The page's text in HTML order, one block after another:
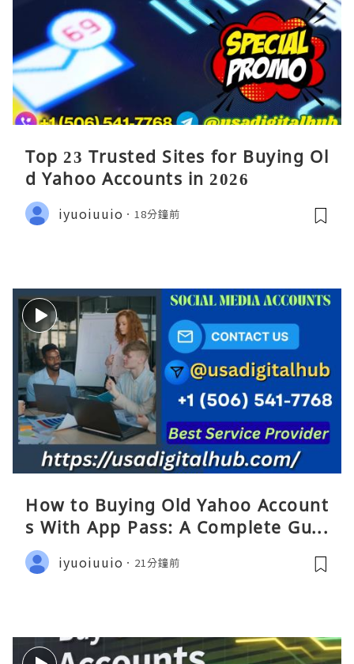
Top 23 Trusted Sites for Buying Ol
d Yahoo Accounts in 2026
iyuoiuuio 18分鐘前
How to Buying Old Yahoo Account
s With App Pass: A Complete Guid
e
iyuoiuuio 21分鐘前